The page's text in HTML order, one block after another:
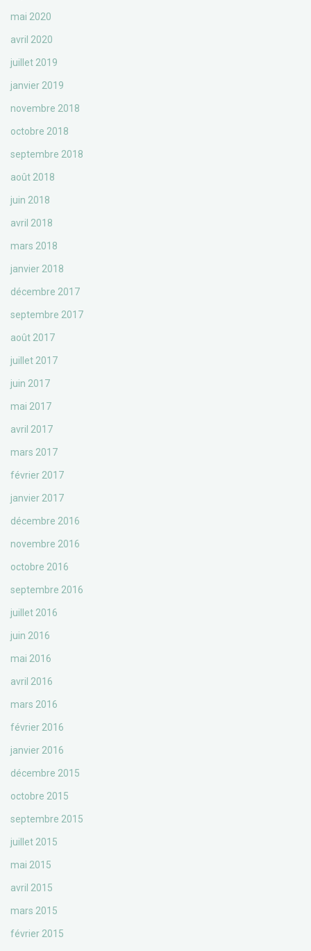
mai 2020
avril 2020
juillet 2019
janvier 2019
novembre 2018
octobre 2018
septembre 2018
août 2018
juin 2018
avril 2018
mars 2018
janvier 2018
décembre 2017
septembre 2017
août 2017
juillet 2017
juin 2017
mai 2017
avril 2017
mars 2017
février 2017
janvier 2017
décembre 2016
novembre 2016
octobre 2016
septembre 2016
juillet 2016
juin 2016
mai 2016
avril 2016
mars 2016
février 2016
janvier 2016
décembre 2015
octobre 2015
septembre 2015
juillet 2015
mai 2015
avril 2015
mars 2015
février 2015